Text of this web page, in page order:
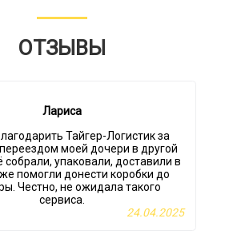
ОТЗЫВЫ
Лариса
Тайгер-Логистик за
моей дочери в другой
собрали, упаковали, доставили в
помогли донести коробки до
Честно, не ожидала такого
сервиса.
24.04.2025